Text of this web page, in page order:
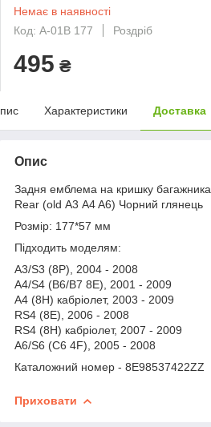
Немає в наявності
Код: A-01B 177
Роздріб
495 ₴
Характеристики Доставка
Опис
Задня емблема на кришку багажника
Rear (old А3 A4 A6) Чорний глянець
Розмір: 177*57 мм
Підходить моделям:
A3/S3 (8P), 2004 - 2008
A4/S4 (B6/B7 8E), 2001 - 2009
A4 (8H) кабріолет, 2003 - 2009
RS4 (8E), 2006 - 2008
RS4 (8H) кабріолет, 2007 - 2009
A6/S6 (C6 4F), 2005 - 2008
Каталожний номер - 8E98537422ZZ
Приховати